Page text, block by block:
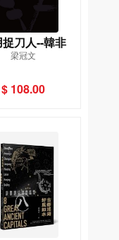
刀人--韓非
梁冠文
$ 108.00